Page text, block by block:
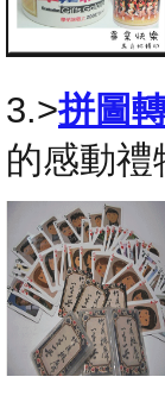
3.>拼圖
的感動